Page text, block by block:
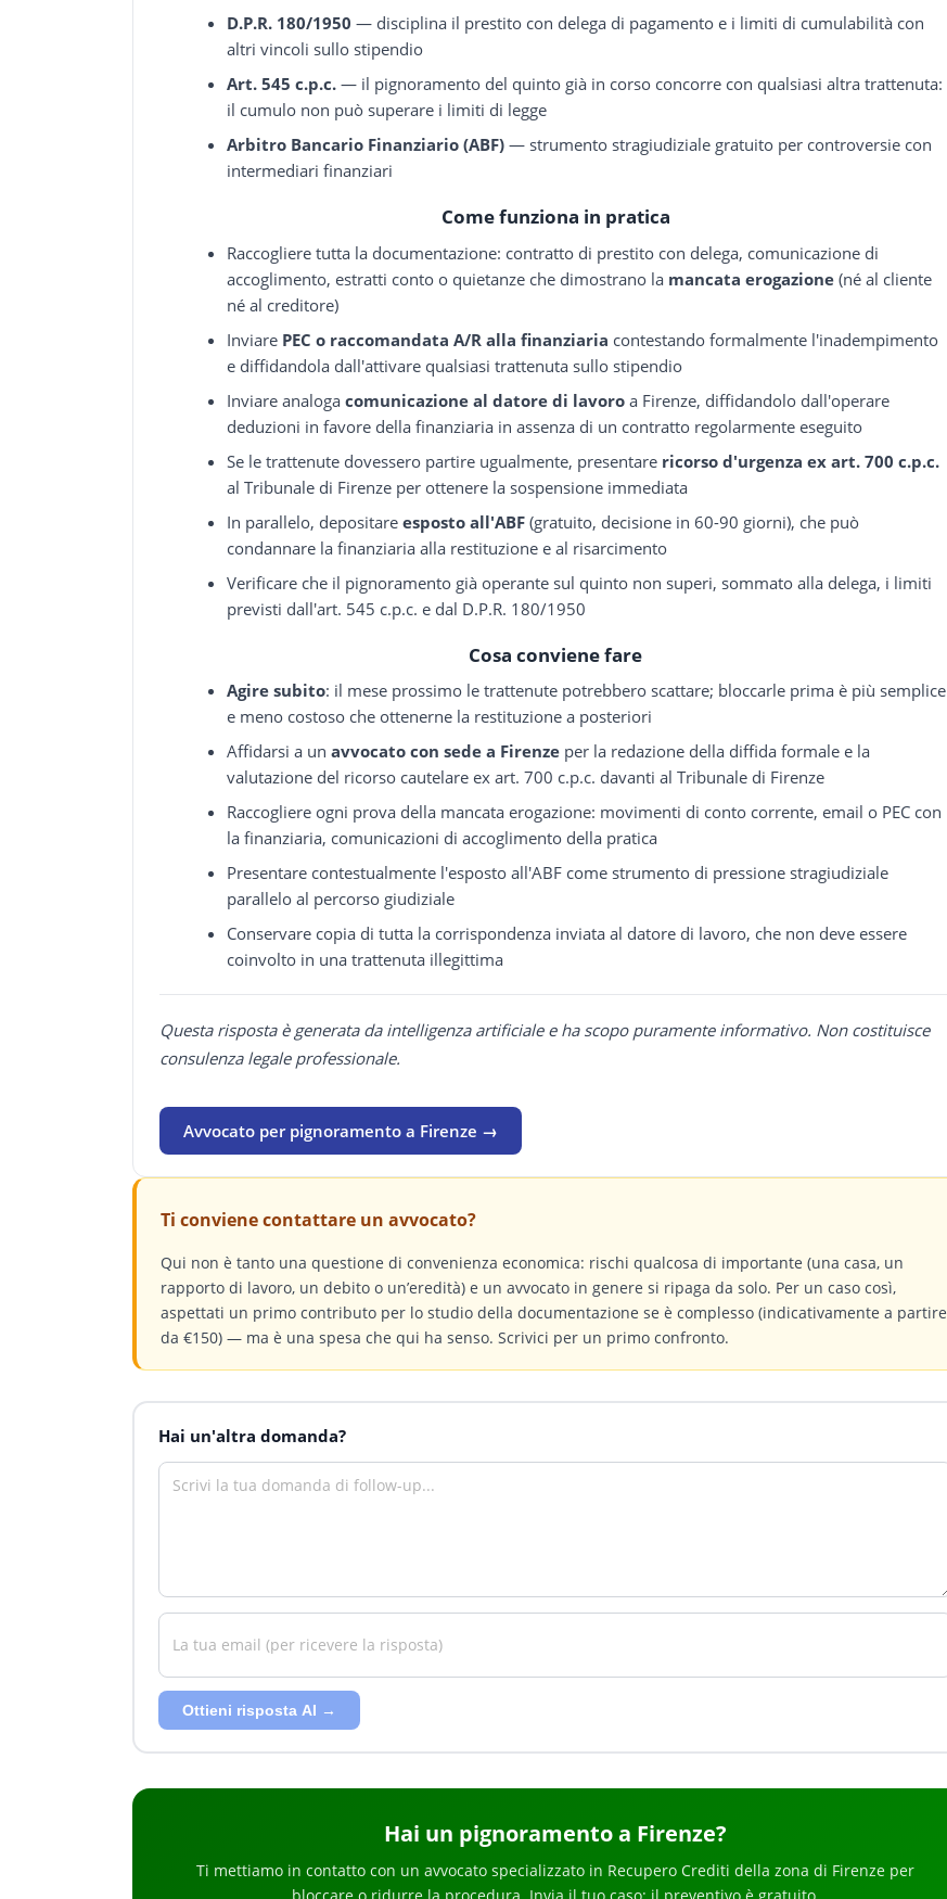
D.P.R. 180/1950 — disciplina il prestito con delega di pagamento e i limiti di cumulabilità con
altri vincoli sullo stipendio
Art. 545 c.p.c. — il pignoramento del quinto già in corso concorre con qualsiasi altra trattenuta:
il cumulo non può superare i limiti di legge
Arbitro Bancario Finanziario (ABF) — strumento stragiudiziale gratuito per controversie con
intermediari finanziari
Come funziona in pratica
Raccogliere tutta la documentazione: contratto di prestito con delega, comunicazione di
accoglimento, estratti conto o quietanze che dimostrano la mancata erogazione (né al cliente
né al creditore)
Inviare PEC o raccomandata A/R alla finanziaria contestando formalmente l'inadempimento
e diffidandola dall'attivare qualsiasi trattenuta sullo stipendio
Inviare analogacomunicazione al datore di lavoro a Firenze, diffidandolo dall'operare
deduzioni in favore della finanziaria in assenza di un contratto regolarmente eseguito
Se le trattenute dovessero partire ugualmente, presentare ricorso d'urgenza ex art. 700 c.p.c.
al Tribunale di Firenze per ottenere la sospensione immediata
In parallelo, depositareesposto all'ABF (gratuito, decisione in 60-90 giorni), che può
condannare la finanziaria alla restituzione e al risarcimento
Verificare che il pignoramento già operante sul quinto non superi, sommato alla delega, i limiti
previsti dall'art. 545 c.p.c. e dal D.P.R. 180/1950
Cosa conviene fare
Agire subito: il mese prossimo le trattenute potrebbero scattare; bloccarle prima è più semplice
e meno costoso che ottenerne la restituzione a posteriori
Affidarsi a unavvocato con sede a Firenze per la redazione della diffida formale e la
valutazione del ricorso cautelare ex art. 700 c.p.c. davanti al Tribunale di Firenze
Raccogliere ogni prova della mancata erogazione: movimenti di conto corrente, email o PEC con
la finanziaria, comunicazioni di accoglimento della pratica
Presentare contestualmente l'esposto all'ABF come strumento di pressione stragiudiziale
parallelo al percorso giudiziale
Conservare copia di tutta la corrispondenza inviata al datore di lavoro, che non deve essere
coinvolto in una trattenuta illegittima
Questa risposta è generata da intelligenza artificiale e ha scopo puramente informativo. Non costituisce
consulenza legale professionale.
Avvocato per pignoramento a Firenze →
Ti conviene contattare un avvocato?
Qui non è tanto una questione di convenienza economica: rischi qualcosa di importante (una casa, un
rapporto di lavoro, un debito o un’eredità) e un avvocato in genere si ripaga da solo. Per un caso così,
aspettati un primo contributo per lo studio della documentazione se è complesso (indicativamente a partire
da €150) — ma è una spesa che qui ha senso. Scrivici per un primo confronto.
Hai un'altra domanda?
Ottieni risposta AI →
Hai un pignoramentoa Firenze?
Ti mettiamo in contatto con un avvocato specializzato in Recupero Crediti della zona di Firenze per
bloccare o ridurre la procedura . Invia il tuo caso: il preventivo è gratuito.